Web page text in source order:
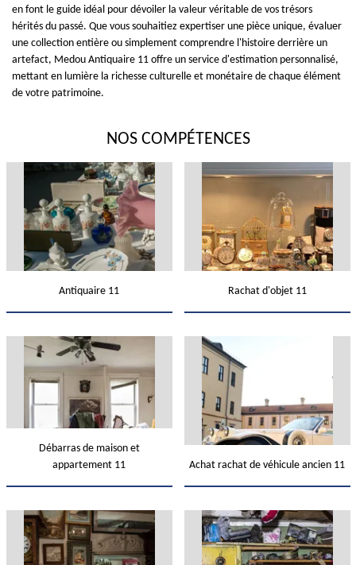
en font le guide idéal pour dévoiler la valeur véritable de vos trésors
hérités du passé. Que vous souhaitiez expertiser une pièce unique, évaluer
une collection entière ou simplement comprendre l'histoire derrière un
artefact, Medou Antiquaire 11 offre un service d'estimation personnalisé,
mettant en lumière la richesse culturelle et monétaire de chaque élément
de votre patrimoine.
NOS COMPÉTENCES
Antiquaire 11 Rachat d'objet 11
Débarras de maison et
appartement 11
Achat rachat de véhicule ancien 11